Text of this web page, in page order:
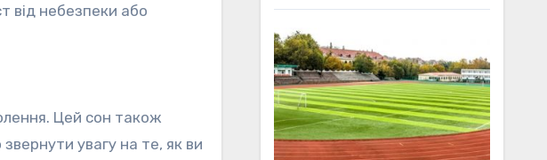
від небезпеки або
Цей сон також
увагу на те, як ви